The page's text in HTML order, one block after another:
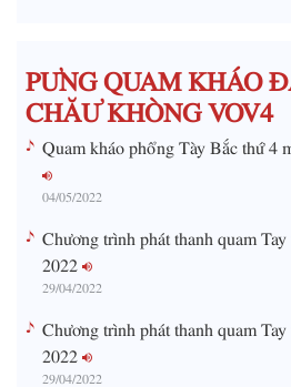
PƯNG QUAM KHÁO
CHĂƯ KHÒNG VOV4
Quam kháo phổng Tày Bắc thứ 4
04/05/2022
Chương trình phát thanh quam
2022
29/04/2022
Chương trình phát thanh quam
2022
29/04/2022